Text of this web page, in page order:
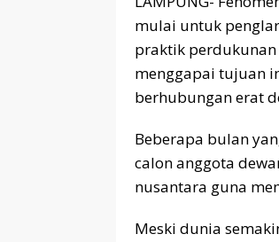
mulai untuk
praktik
menggapai tujuan
berhubungan erat
Beberapa bulan
calon anggota
nusantara guna
Meski dunia